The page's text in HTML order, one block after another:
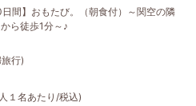
日間】おもたび。（朝食付）～関空の隣
ら徒歩1分～♪
行)
１名あたり/税込)